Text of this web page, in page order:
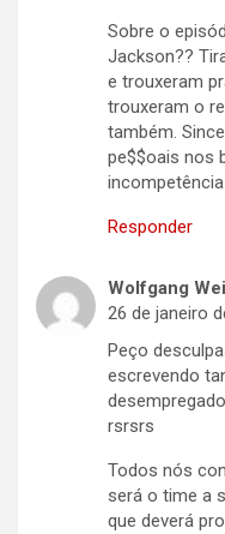
Sobre o
Jackson??
e trouxeram
trouxeram o
também.
pe$$oais nos
Responder
Wolfgang
26 de janeiro
Peço
escrevendo
rsrsrs
Todos nós
será o time a
que deverá